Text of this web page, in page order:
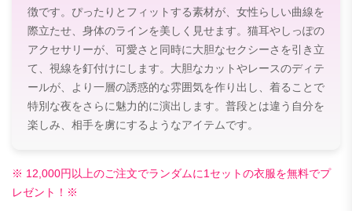
徴です。ぴったりとフィットする素材が、女性らしい曲線を
際立たせ、身体のラインを美しく見せます。猫耳やしっぽの
アクセサリーが、可愛さと同時に大胆なセクシーさを引き立
て、視線を釘付けにします。大胆なカットやレースのディテ
ールが、より一層の誘惑的な雰囲気を作り出し、着ることで
特別な夜をさらに魅力的に演出します。普段とは違う自分を
楽しみ、相手を虜にするようなアイテムです。
※ 12,000円以上のご注文でランダムに1セットの衣服を無料でプ
レゼント！※